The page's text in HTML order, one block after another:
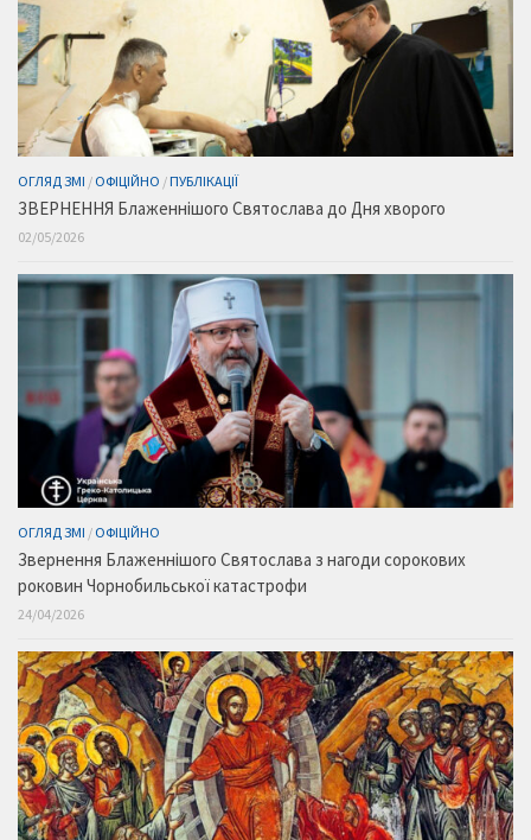
ОГЛЯД ЗМІ / ОФІЦІЙНО /ПУБЛІКАЦІЇ
ЗВЕРНЕННЯ Блаженнішого Святослава до Дня хворого
02/05/2026
ОГЛЯД ЗМІ / ОФІЦІЙНО
Звернення Блаженнішого Святослава з нагоди сорокових
роковин Чорнобильської катастрофи
24/04/2026